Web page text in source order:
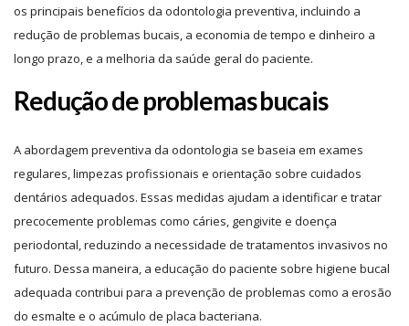
os principais benefícios da odontologia preventiva, incluindo a
redução de problemas bucais, a economia de tempo e dinheiro a
longo prazo, e a melhoria da saúde geral do paciente.
Redução de problemas bucais
A abordagem preventiva da odontologia se baseia em exames
regulares, limpezas profissionais e orientação sobre cuidados
dentários adequados. Essas medidas ajudam a identificar e tratar
precocemente problemas como cáries, gengivite e doença
periodontal, reduzindo a necessidade de tratamentos invasivos no
futuro. Dessa maneira, a educação do paciente sobre higiene bucal
adequada contribui para a prevenção de problemas como a erosão
do esmalte e o acúmulo de placa bacteriana.